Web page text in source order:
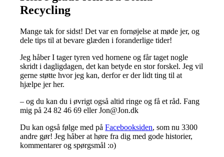
Recycling
Mange tak for sidst! Det var en fornøjelse at møde jer, og
dele tips til at bevare glæden i foranderlige tider!
Jeg håber I tager tyren ved hornene og får taget nogle
skridt i dagligdagen, det kan betyde en stor forskel. Jeg vil
gerne støtte hvor jeg kan, derfor er der lidt ting til at
hjælpe jer her.
– og du kan du i øvrigt også altid ringe og få et råd. Fang
mig på 24 82 46 69 eller Jon@Jon.dk
Du kan også følge med påFacebooksiden, som nu 3300
andre gør! Jeg håber at høre fra dig med gode historier,
kommentarer og spørgsmål :o)